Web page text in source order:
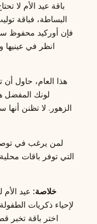
باقة عيد الأم لا
البساطة، فباقة
فإن أوركيد محفوظ
انظر في
هذا العام، حاول أن
لونك المفضل
الزهور. لا تظنن
لمن يرغب في
خلاصة: عيد
لإحياء ذكريات
اختر باقة تخبر